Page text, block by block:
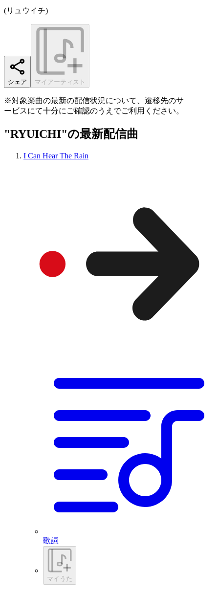
(リュウイチ)
シェア マイアーティスト
※対象楽曲の最新の配信状況について、遷移先のサ
ービスにて十分にご確認のうえでご利用ください。
"RYUICHI"の最新配信曲
I Can Hear The Rain
歌詞
マイうた